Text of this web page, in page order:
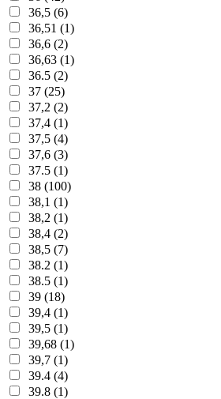
36,5 (6)
36,51 (1)
36,6 (2)
36,63 (1)
36.5 (2)
37 (25)
37,2 (2)
37,4 (1)
37,5 (4)
37,6 (3)
37.5 (1)
38 (100)
38,1 (1)
38,2 (1)
38,4 (2)
38,5 (7)
38.2 (1)
38.5 (1)
39 (18)
39,4 (1)
39,5 (1)
39,68 (1)
39,7 (1)
39.4 (4)
39.8 (1)